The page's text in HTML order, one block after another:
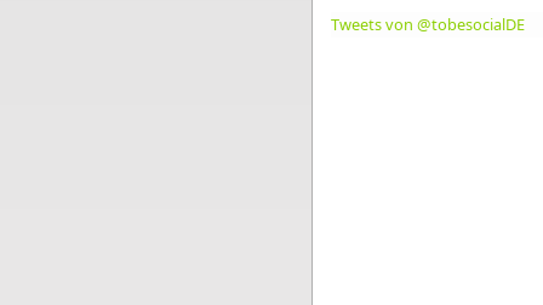
Tweets von @tobesocialDE